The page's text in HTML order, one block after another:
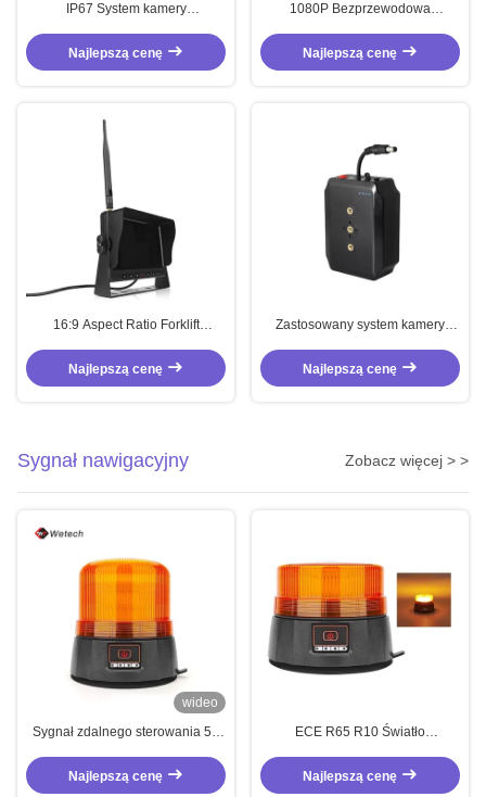
IP67 System kamery
widłowych 7 cali Precyzja kamery
widłowej
Najlepszą cenę
1080P Bezprzewodowa
IP67 System monitorowania
widoku tylnego 2412MHZ -
Najlepszą cenę
16:9 Aspect Ratio Forklift
monitorowaniem w czasie
rzeczywistym i rejestracją jazdy
Najlepszą cenę
Zastosowany system kamery
widłowych Universalny system
kamery dla ciągników 110V AC
Najlepszą cenę
Sygnał nawigacyjny Zobacz więcej > >
wideo
Sygnał zdalnego sterowania 5V
Najlepszą cenę
ECE R65 R10 Światło
Błyskowe lampy bursztynowe
Najlepszą cenę